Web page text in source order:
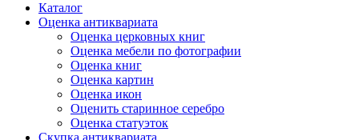
Каталог
Оценка антиквариата
Оценка церковных книг
Оценка мебели по фотографии
Оценка книг
Оценка картин
Оценка икон
Оценить старинное серебро
Оценка статуэток
Скупка антиквариата